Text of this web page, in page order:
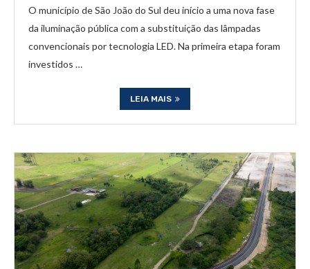
O município de São João do Sul deu início a uma nova fase
da iluminação pública com a substituição das lâmpadas
convencionais por tecnologia LED. Na primeira etapa foram
investidos …
LEIA MAIS